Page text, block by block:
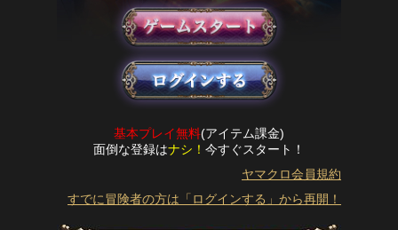
基本プレイ無料(アイテム課金)
面倒な登録はナシ！ 今すぐスタート！
ヤマクロ会員規約
すでに冒険者の方は「ログインする」から再開！